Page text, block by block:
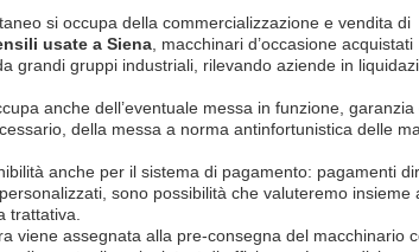
si occupa della commercializzazione e vendita di
usate a Siena , macchinari d’occasione acquistati
grandi gruppi industriali, rilevando aziende in
anche dell’eventuale messa in funzione, garanzia
della messa a norma antinfortunistica delle
anche per il sistema di pagamento: pagamenti
sono possibilità che valuteremo insieme
trattativa.
viene assegnata alla pre-consegna del macchinario